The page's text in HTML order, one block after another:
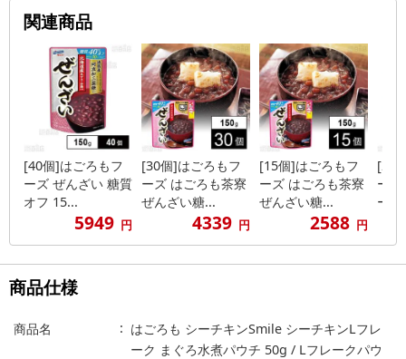
関連商品
[40個]はごろもフ
ーズ ぜんざい 糖質
オフ 15...
5949 円
[30個]はごろもフ
ーズ はごろも茶寮
ぜんざい糖...
4339 円
[15個]はごろもフ
ーズ はごろも茶寮
ぜんざい糖...
2588 円
[24
ー
ー
商品仕様
商品名
はごろも シーチキンSmile シーチキンLフレ
ーク まぐろ水煮パウチ 50g / Lフレークパウ